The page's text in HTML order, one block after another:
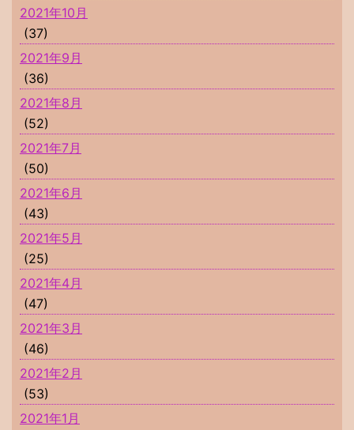
2021年10月
(37)
2021年9月
(36)
2021年8月
(52)
2021年7月
(50)
2021年6月
(43)
2021年5月
(25)
2021年4月
(47)
2021年3月
(46)
2021年2月
(53)
2021年1月